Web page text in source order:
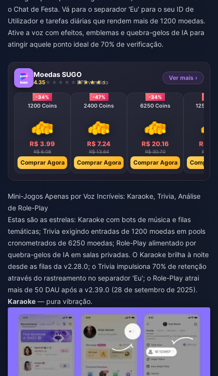
o Chat de Festa. Vá para o separador 'Eu' para o seu ID de
Utilizador e tarefas diárias que rendem mais de 1200 moedas.
Ative a voz com efeitos, emblemas e quebra-gelos de IA para
atingir aquele ponto ideal de 70% de verificação.
Moedas SUGO
4.35 875 vendido
Ver mais ›
-34%
1200 Coins
R$ 3.99
R$ 6.08
Comprar Agora
-47%
2400 Coins
R$ 7.24
R$ 13.64
Comprar Agora
-34%
6250 Coins
R$ 20.16
R$ 30.70
Comprar Agora
12500
R$
R$
Comprar
Mini-Jogos Apenas por Voz Incríveis: Karaoke, Trivia, Análise
de Role-Play
Estas são as estrelas: Karaoke com bots de música e filas
temáticas; Trivia exigindo entradas de 1200 moedas em pools
cronometrados de 6250 moedas; Role-Play alimentado por
quebra-gelos de IA em salas privadas. O Karaoke brilha à noite
desde as filas da v2.28.0; o Trivia impulsiona 70% de retenção
através do rastreamento no separador 'Eu'; o Role-Play atrai
mais de 50 DAU após a v2.39.0 (28 de setembro de 2025).
Karaoke — pura vibração.